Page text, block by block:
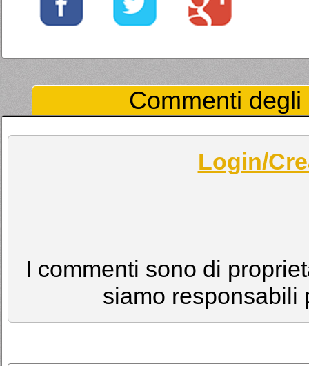
Commenti
Login/
I commenti sono di
siamo responsabili